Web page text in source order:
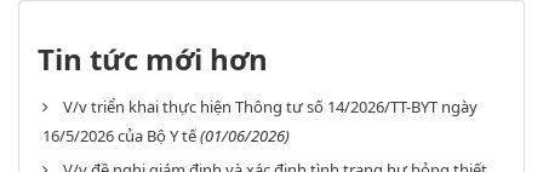
Tin tức mới hơn
V/v triển khai thực hiện Thông tư số 14/2026/TT-BYT ngày
16/5/2026 của Bộ Y tế(01/06/2026)